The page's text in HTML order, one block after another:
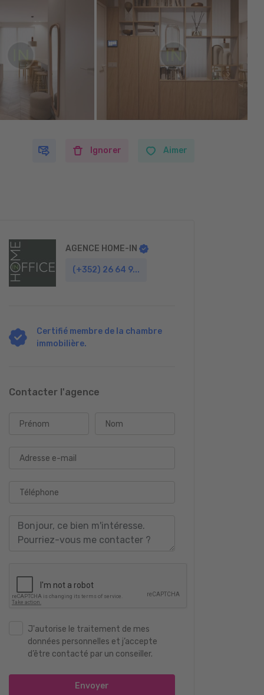
Ignorer Aimer
AGENCE HOME-IN
(+352) 26 64 9...
Certifié membre de la chambre
immobilière.
Contacter l'agence
Prénom Nom
Adresse e-mail
Téléphone
J'autorise le traitement de mes
données personnelles et j’accepte
d’être contacté par un conseiller.
Envoyer